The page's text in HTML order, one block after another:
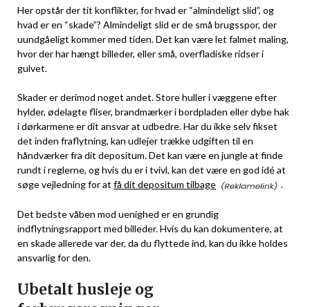
Her opstår der tit konflikter, for hvad er “almindeligt slid”, og
hvad er en “skade”? Almindeligt slid er de små brugsspor, der
uundgåeligt kommer med tiden. Det kan være let falmet maling,
hvor der har hængt billeder, eller små, overfladiske ridser i
gulvet.
Skader er derimod noget andet. Store huller i væggene efter
hylder, ødelagte fliser, brandmærker i bordpladen eller dybe hak
i dørkarmene er dit ansvar at udbedre. Har du ikke selv fikset
det inden fraflytning, kan udlejer trække udgiften til en
håndværker fra dit depositum. Det kan være en jungle at finde
rundt i reglerne, og hvis du er i tvivl, kan det være en god idé at
søge vejledning for at få dit depositum tilbage .
Det bedste våben mod uenighed er en grundig
indflytningsrapport med billeder. Hvis du kan dokumentere, at
en skade allerede var der, da du flyttede ind, kan du ikke holdes
ansvarlig for den.
Ubetalt husleje og